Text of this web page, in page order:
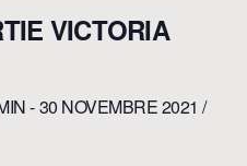
VICTORIA
-30 NOVEMBRE 2021 /